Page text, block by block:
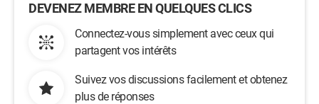
DEVENEZ MEMBRE EN QUELQUES CLICS
Connectez-vous simplement avec ceux qui
partagent vos intérêts
Suivez vos discussions facilement et obtenez
plus de réponses